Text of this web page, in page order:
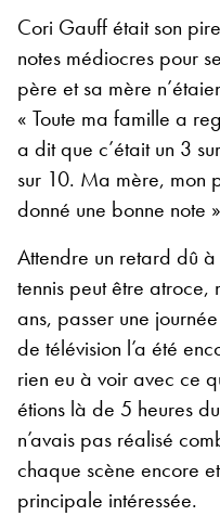
Cori Gauff était son
notes médiocres pour
père et sa mère
« Toute ma famille a
a dit que c’était un 3
sur 10. Ma mère, mon
donné une bonne note
Attendre un retard dû
tennis peut être
ans, passer une
de télévision l’a été
rien eu à voir avec ce
étions là de 5 heures
n’avais pas réalisé
chaque scène encore
principale intéressée.